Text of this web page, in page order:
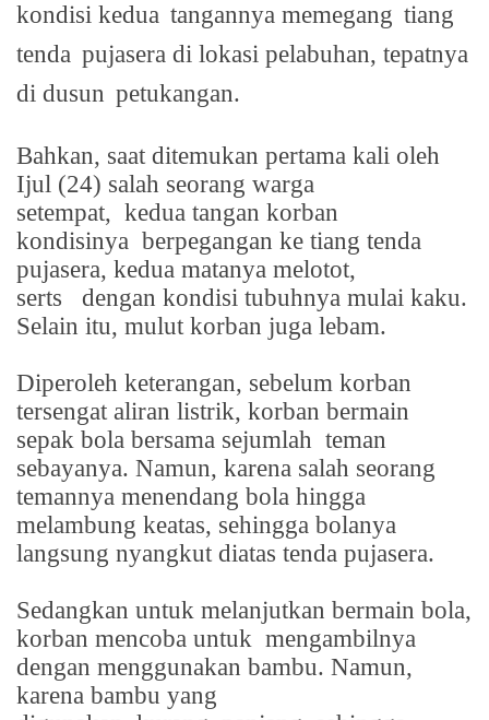
kondisi kedua tangannya memegang tiang
tenda pujasera di lokasi pelabuhan, tepatnya
di dusun petukangan.
Bahkan, saat ditemukan pertama kali oleh
Ijul (24) salah seorang warga
setempat, kedua tangan korban
kondisinya berpegangan ke tiang tenda
pujasera, kedua matanya melotot,
serts
dengan kondisi tubuhnya mulai kaku.
Selain itu, mulut korban juga lebam.
Diperoleh keterangan, sebelum korban
tersengat aliran listrik, korban bermain
sepak bola bersama sejumlah teman
sebayanya. Namun, karena salah seorang
temannya menendang bola hingga
melambung keatas, sehingga bolanya
langsung nyangkut diatas tenda pujasera.
Sedangkan untuk melanjutkan bermain bola,
korban mencoba untuk mengambilnya
dengan menggunakan bambu. Namun,
karena bambu yang